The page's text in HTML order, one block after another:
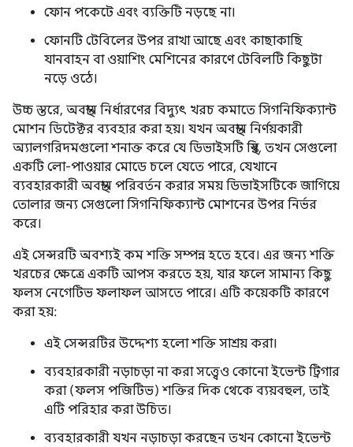
ফোন পকেটে এবং ব্যক্তিটি নড়ছে না।
ফোনটি টেবিলের উপর রাখা আছে এবং কাছাকাছি
যানবাহন বা ওয়াশিং মেশিনের কারণে টেবিলটি কিছুটা
নড়ে ওঠে।
উচ্চ স্তরে, অবস্থান নির্ধারণের বিদ্যুৎ খরচ কমাতে সিগনিফিক্যান্ট
মোশন ডিটেক্টর ব্যবহার করা হয়। যখন অবস্থান নির্ণয়কারী
অ্যালগরিদমগুলো শনাক্ত করে যে ডিভাইসটি স্থির, তখন সেগুলো
একটি লো-পাওয়ার মোডে চলে যেতে পারে, যেখানে
ব্যবহারকারী অবস্থান পরিবর্তন করার সময় ডিভাইসটিকে জাগিয়ে
তোলার জন্য সেগুলো সিগনিফিক্যান্ট মোশনের উপর নির্ভর
করে।
এই সেন্সরটি অবশ্যই কম শক্তি সম্পন্ন হতে হবে। এর জন্য শক্তি
খরচের ক্ষেত্রে একটি আপস করতে হয়, যার ফলে সামান্য কিছু
ফলস নেগেটিভ ফলাফল আসতে পারে। এটি কয়েকটি কারণে
করা হয়:
এই সেন্সরটির উদ্দেশ্য হলো শক্তি সাশ্রয় করা।
ব্যবহারকারী নড়াচড়া না করা সত্ত্বেও কোনো ইভেন্ট ট্রিগার
করা (ফলস পজিটিভ) শক্তির দিক থেকে ব্যয়বহুল, তাই
এটি পরিহার করা উচিত।
ব্যবহারকারী যখন নড়াচড়া করছেন তখন কোনো ইভেন্ট